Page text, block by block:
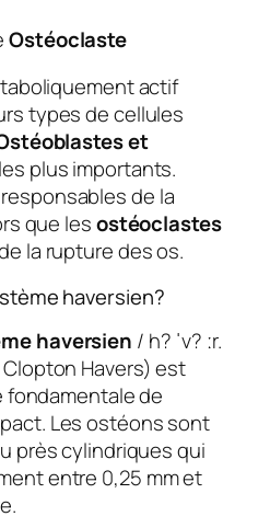
Ostéoclaste
actif
types de cellules
et
plus importants.
de la
que lesostéoclastes
la rupture des os.
haversien?
haversien / h? ˈv? ːr.
Havers) est
fondamentale de
Les ostéons sont
près cylindriques qui
entre 0,25 mm et